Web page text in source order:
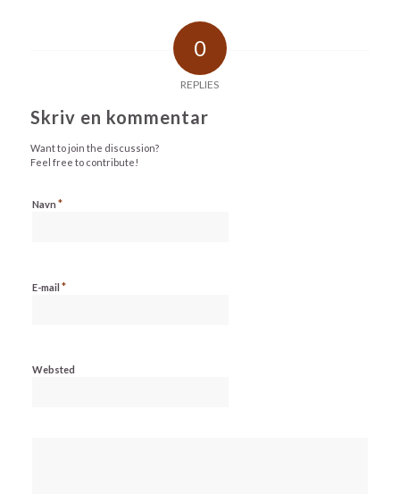
0
REPLIES
Skriv en kommentar
Want to join the discussion?
Feel free to contribute!
Navn *
E-mail *
Websted